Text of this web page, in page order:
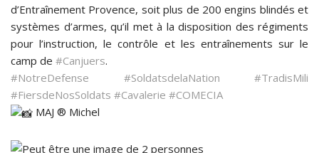
d’Entraînement Provence, soit plus de 200 engins blindés et
systèmes d’armes, qu’il met à la disposition des régiments
pour l’instruction, le contrôle et les entraînements sur le
camp de #Canjuers.
#NotreDefense
#SoldatsdelaNation
#TradisMili
#FiersdeNosSoldats #Cavalerie #COMECIA
MAJ ® Michel